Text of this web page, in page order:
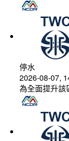
停水
2026-08-07,
為全面提升